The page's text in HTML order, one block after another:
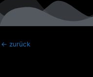
← zurück